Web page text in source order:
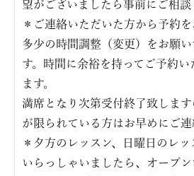
望がございましたら事前にご相談
＊ご連絡いただいた方から予約を
多少の時間調整（変更）をお願
す。時間に余裕を持ってご予約い
ます。
満席となり次第受付終了致しま
が限られている方はお早めにご連
＊夕方のレッスン、日曜日のレ
いらっしゃいましたら、オープ